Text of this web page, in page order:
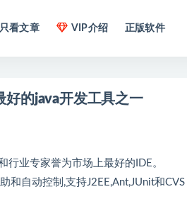
只看文章 VIP介绍 正版软件
2018.3 业界公认的最好的java开发工具之一
行业专家誉为市场上最好的IDE。
和自动控制,支持J2EE,Ant,JUnit和CVS